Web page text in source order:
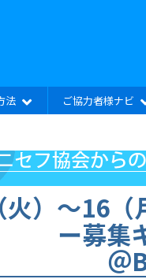
法 ご協力者様ナビ
）〜16（
ー募集
＠